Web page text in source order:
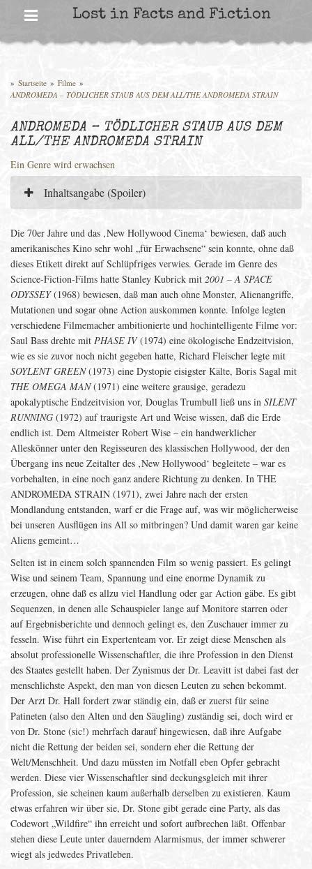
Lost in Facts and Fiction
» Startseite » Filme »
ANDROMEDA – TÖDLICHER STAUB AUS DEM ALL/THE ANDROMEDA STRAIN
ANDROMEDA – TÖDLICHER STAUB AUS DEM
ALL/THE ANDROMEDA STRAIN
Ein Genre wird erwachsen
Inhaltsangabe (Spoiler)
Die 70er Jahre und das ‚New Hollywood Cinema‘ bewiesen, daß auch
amerikanisches Kino sehr wohl „für Erwachsene“ sein konnte, ohne daß
dieses Etikett direkt auf Schlüpfriges verwies. Gerade im Genre des
Science-Fiction-Films hatte Stanley Kubrick mit 2001 – A SPACE
ODYSSEY(1968) bewiesen, daß man auch ohne Monster, Alienangriffe,
Mutationen und sogar ohne Action auskommen konnte. Infolge legten
verschiedene Filmemacher ambitionierte und hochintelligente Filme vor:
Saul Bass drehte mit PHASE IV(1974) eine ökologische Endzeitvision,
wie es sie zuvor noch nicht gegeben hatte, Richard Fleischer legte mit
SOYLENT GREEN(1973) eine Dystopie eisigster Kälte, Boris Sagal mit
THE OMEGA MAN(1971) eine weitere grausige, geradezu
apokalyptische Endzeitvision vor, Douglas Trumbull ließ uns in SILENT
RUNNING (1972) auf traurigste Art und Weise wissen, daß die Erde
endlich ist. Dem Altmeister Robert Wise – ein handwerklicher
Alleskönner unter den Regisseuren des klassischen Hollywood, der den
Übergang ins neue Zeitalter des ‚New Hollywood‘ begleitete – war es
vorbehalten, in eine noch ganz andere Richtung zu denken. In THE
ANDROMEDA STRAIN (1971), zwei Jahre nach der ersten
Mondlandung entstanden, warf er die Frage auf, was wir möglicherweise
bei unseren Ausflügen ins All so mitbringen? Und damit waren gar keine
Aliens gemeint…
Selten ist in einem solch spannenden Film so wenig passiert. Es gelingt
Wise und seinem Team, Spannung und eine enorme Dynamik zu
erzeugen, ohne daß es allzu viel Handlung oder gar Action gäbe. Es gibt
Sequenzen, in denen alle Schauspieler lange auf Monitore starren oder
auf Ergebnisberichte und dennoch gelingt es, den Zuschauer immer zu
fesseln. Wise führt ein Expertenteam vor. Er zeigt diese Menschen als
absolut professionelle Wissenschaftler, die ihre Profession in den Dienst
des Staates gestellt haben. Der Zynismus der Dr. Leavitt ist dabei fast der
menschlichste Aspekt, den man von diesen Leuten zu sehen bekommt.
Der Arzt Dr. Hall fordert zwar ständig ein, daß er zuerst für seine
Patineten (also den Alten und den Säugling) zuständig sei, doch wird er
von Dr. Stone (sic!) mehrfach darauf hingewiesen, daß ihre Aufgabe
nicht die Rettung der beiden sei, sondern eher die Rettung der
Welt/Menschheit. Und dazu müssten im Notfall eben Opfer gebracht
werden. Diese vier Wissenschaftler sind deckungsgleich mit ihrer
Profession, sie scheinen kaum außerhalb derselben zu existieren. Kaum
etwas erfahren wir über sie, Dr. Stone gibt gerade eine Party, als das
Codewort „Wildfire“ ihn erreicht und sofort aufbrechen läßt. Offenbar
stehen diese Leute unter dauerndem Alarmismus, der immer schwerer
wiegt als jedwedes Privatleben.